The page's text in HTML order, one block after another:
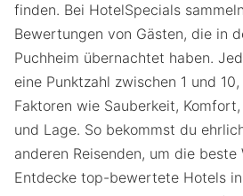
finden. Bei HotelSpecials
Bewertungen von Gästen, die in
Puchheim übernachtet haben.
eine Punktzahl zwischen 1 und
Faktoren wie Sauberkeit,
und Lage. So bekommst du
anderen Reisenden, um die beste
Entdecke top-bewertete Hotels